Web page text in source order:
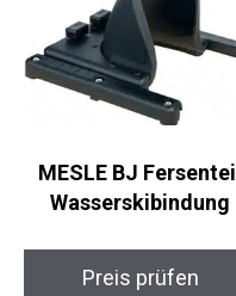
MESLE BJ Fersenteil
Wasserskibindung
Preis prüfen